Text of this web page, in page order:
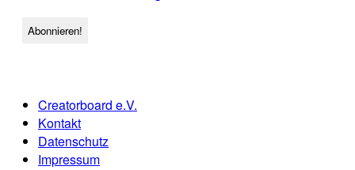
Creatorboard e.V.
Kontakt
Datenschutz
Impressum